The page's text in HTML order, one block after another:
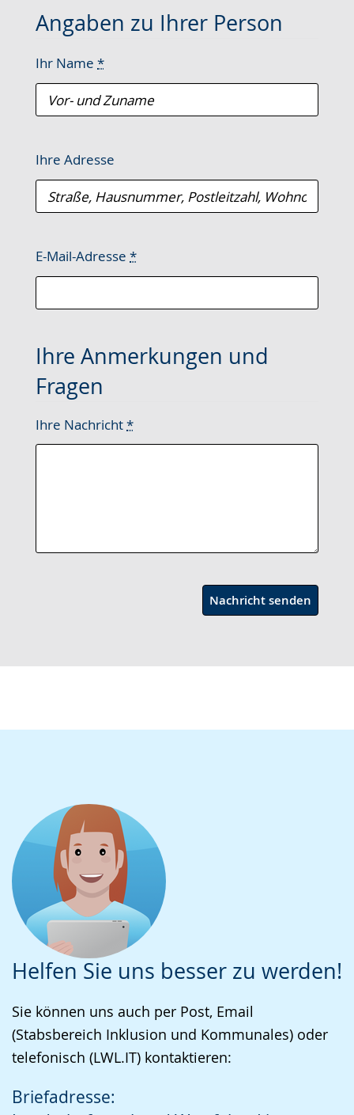
Angaben zu Ihrer Person
Ihr Name *
Ihre Adresse
E-Mail-Adresse *
Ihre Anmerkungen und
Fragen
Ihre Nachricht*
Nachricht senden
wird
Helfen Sie uns besser zu werden!
Sie können uns auch per Post, Email
(Stabsbereich Inklusion und Kommunales) oder
telefonisch (LWL.IT) kontaktieren:
Briefadresse: